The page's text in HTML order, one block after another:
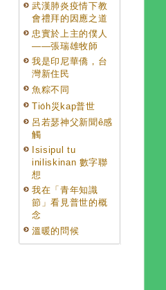
武漢肺炎疫情下教
會禮拜的因應之道
忠實於上主的僕人
——張瑞雄牧師
我是印尼華僑，台
灣新住民
魚粽不同
Tio̍h災kap普世
呂若瑟神父新聞ê感
觸
Isisipul tu
iniliskinan 數字聯
想
我在「青年知識
節」看見普世的概
念
溫暖的問候